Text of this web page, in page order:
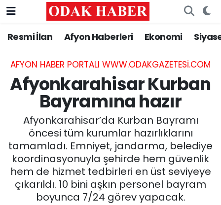
Resmi İlan Afyon Haberleri Ekonomi
AFYON HABER PORTALI WWW.ODAKGAZETESI.COM
Afyonkarahisar Kurban
Bayramına hazır
Afyonkarahisar’da Kurban Bayramı
öncesi tüm kurumlar hazırlıklarını
tamamladı. Emniyet, jandarma, belediye
koordinasyonuyla şehirde hem güvenlik
hem de hizmet tedbirleri en üst seviyeye
çıkarıldı. 10 bini aşkın personel bayram
boyunca 7/24 görev yapacak.
AFYONKARAHİSAR HABERLERİ
Resmi İlan
ASAYİŞ
SİYASET
EĞİTİM
MAGAZİN
Nöbetçi Eczaneler
Hava Durumu
Trafik Durumu
Süper Lig Puan Durumu ve Fikstür
Tüm Manşetler
Son Dakika Haberleri
Haber Arşivi